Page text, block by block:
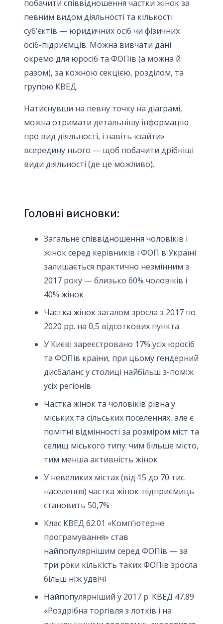
побачити співвідношення частки жінок за
певним видом діяльності та кількості
суб’єктів — юридичних осіб чи фізичних
осіб-підриємців. Можна вивчати дані
окремо для юросіб та ФОПів (а можна й
разом), за кожною секцією, розділом, та
групою КВЕД.
Натиснувши на певну точку на діаграмі,
можна отримати детальнішу інформацію
про вид діяльності, і навіть «зайти»
всередину нього — щоб побачити дрібніші
види діяльності (де це можливо).
Головні висновки:
Загальне співвідношення чоловіків і
жінок серед керівників і ФОП в Україні
залишається практично незмінним з
2017 року — близько 60% чоловіків і
40% жінок
Частка жінок загалом зросла з 2017 по
2020 рр. на 0,5 відсоткових пункта
У Києві зареєстровано 17% усіх юросіб
та ФОПів країни, при цьому гендерний
дисбаланс у столиці найбільш з-поміж
усіх регіонів
Частка жінок та чоловіків рівна у
міських та сільських поселеннях, але є
помітні відмінності за розміром міст та
селищ міського типу: чим більше місто,
тим менша активність жінок
У невеликих містах (від 15 до 70 тис.
населення) частка жінок-підприємиць
становить 50,7%
Клас КВЕД 62.01 «Комп’ютерне
програмування» став
найпопулярнішим серед ФОПів — за
три роки кількість таких ФОПів зросла
більш ніж удвічі
Найпопулярніший у 2017 р. КВЕД 47.89
«Роздрібна торгівля з лотків і на